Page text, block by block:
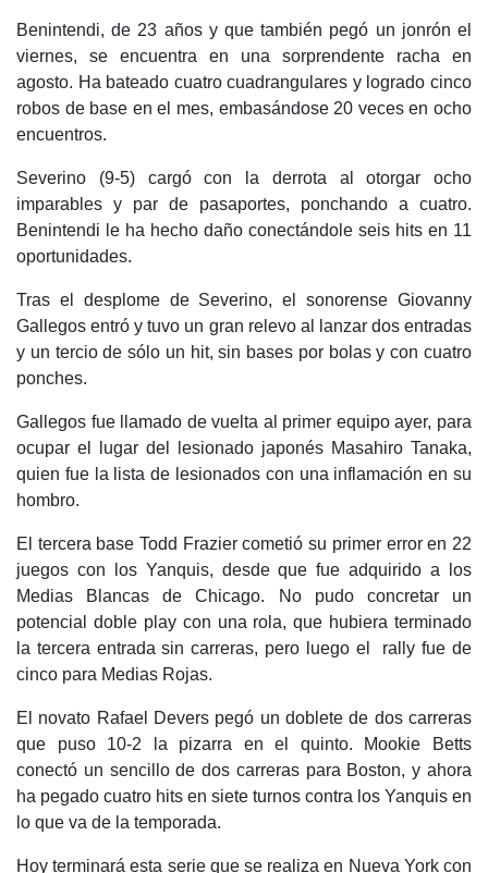
Benintendi, de 23 años y que también pegó un jonrón el
viernes, se encuentra en una sorprendente racha en
agosto. Ha bateado cuatro cuadrangulares y logrado cinco
robos de base en el mes, embasándose 20 veces en ocho
encuentros.
Severino (9-5) cargó con la derrota al otorgar ocho
imparables y par de pasaportes, ponchando a cuatro.
Benintendi le ha hecho daño conectándole seis hits en 11
oportunidades.
Tras el desplome de Severino, el sonorense Giovanny
Gallegos entró y tuvo un gran relevo al lanzar dos entradas
y un tercio de sólo un hit, sin bases por bolas y con cuatro
ponches.
Gallegos fue llamado de vuelta al primer equipo ayer, para
ocupar el lugar del lesionado japonés Masahiro Tanaka,
quien fue la lista de lesionados con una inflamación en su
hombro.
El tercera base Todd Frazier cometió su primer error en 22
juegos con los Yanquis, desde que fue adquirido a los
Medias Blancas de Chicago. No pudo concretar un
potencial doble play con una rola, que hubiera terminado
la tercera entrada sin carreras, pero luego el rally fue de
cinco para Medias Rojas.
El novato Rafael Devers pegó un doblete de dos carreras
que puso 10-2 la pizarra en el quinto. Mookie Betts
conectó un sencillo de dos carreras para Boston, y ahora
ha pegado cuatro hits en siete turnos contra los Yanquis en
lo que va de la temporada.
Hoy terminará esta serie que se realiza en Nueva York con